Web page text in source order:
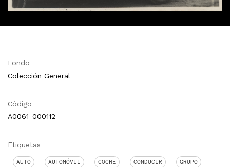
Fondo
Colección General
Código
A0061-000112
Etiquetas
AUTO AUTOMÓVIL COCHE CONDUCIR GRUPO